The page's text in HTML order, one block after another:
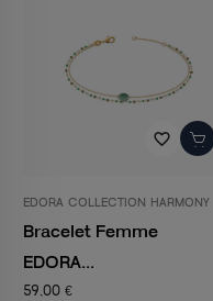
favorite_border
EDORA COLLECTION HARMONY
Bracelet Femme
EDORA...
59,00 €